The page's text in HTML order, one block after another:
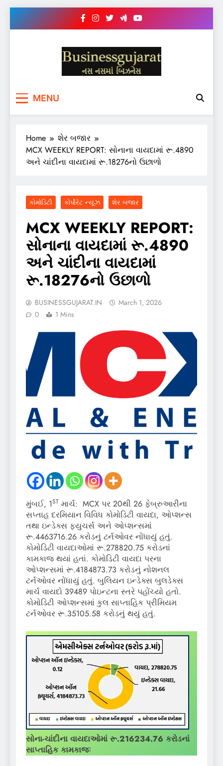
BUSINESS GUJARAT
MENU
Home
શેર બજાર
MCX WEEKLY REPORT: સોનાના વાયદામાં રૂ.4890
અને ચાંદીના વાયદામાં રૂ.18276નો ઉછાળો
કોમોડિટી કોર્પોરેટ ન્યૂઝ શેર બજાર
MCX WEEKLY REPORT:
સોનાના વાયદામાં રૂ.4890
અને ચાંદીના વાયદામાં
રૂ.18276નો ઉછાળો
BUSINESSGUJARAT.IN
March 1, 2026
0
1 Mins
મુંબઈ, 1ST માર્ચ: MCX પર 20થી 26 ફેબ્રુઆરીના
સપ્તાહ દરમિયાન વિવિધ કોમોડિટી વાયદા, ઓપ્શન્સ
તથા ઇન્ડેક્સ ફ્યુચર્સ અને ઓપ્શન્સમાં
રૂ.4463716.26 કરોડનું ટર્નઓવર નોંધાયું હતું.
કોમોડિટી વાયદાઓમાં રૂ.278820.75 કરોડનાં
કામકાજ થયાં હતાં. કોમોડિટી વાયદા પરના
ઓપ્શન્સમાં રૂ.4184873.73 કરોડનું નોશનલ
ટર્નઓવર નોંધાયું હતું. બુલિયન ઇન્ડેક્સ બુલડેક્સ
માર્ચ વાયદો 39489 પોઇન્ટના સ્તરે પહોંચ્યો હતો.
કોમોડિટી ઓપ્શન્સમાં કુલ સાપ્તાહિક પ્રીમિયમ
ટર્નઓવર રૂ.35105.58 કરોડનું થયું હતું.
સોના-ચાંદીના વાયદાઓમાં રૂ.216234.76 કરોડનાં
સાપ્તાહિક કામકાજઃ